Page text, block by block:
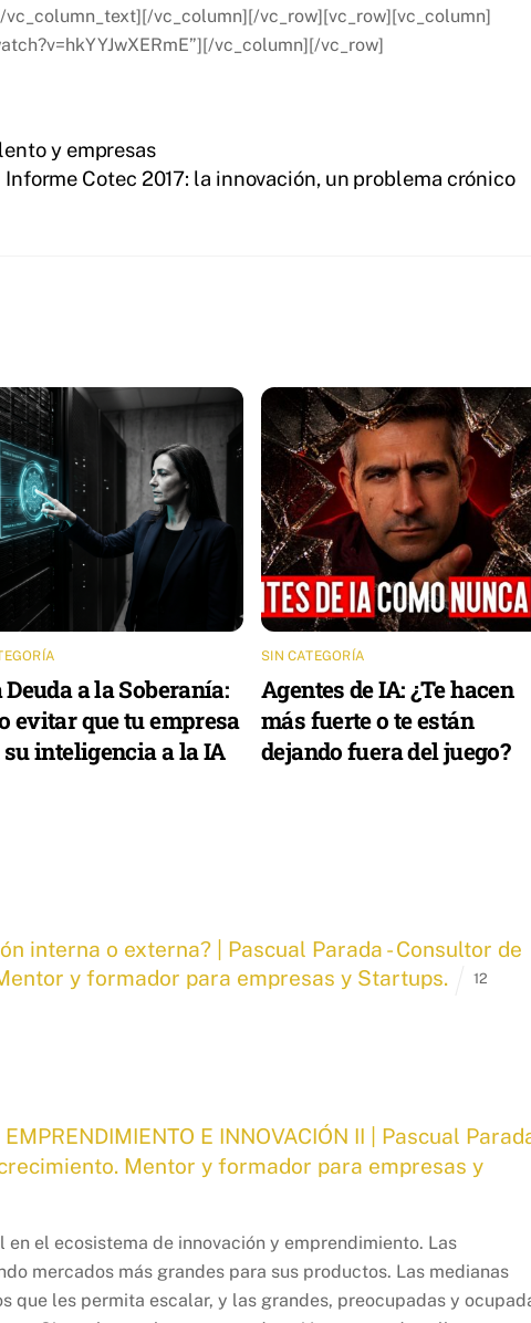
vc_column_text][/vc_column][/vc_row][vc_row][vc_column]
vc_column][/vc_row]
y empresas
Informe Cotec 2017: la innovación, un problema crónico
Deuda a la Soberanía:
evitar que tu empresa
su inteligencia a la IA
SIN CATEGORÍA
Agentes de IA: ¿Te hacen
más fuerte o te están
dejando fuera del juego?
interna o externa? | Pascual Parada - Consultor de
y formador para empresas y Startups.
12
E INNOVACIÓN II | Pascual
Mentor y formador para empresas y
el ecosistema de innovación y emprendimiento. Las
mercados más grandes para sus productos. Las medianas
que les permita escalar, y las grandes, preocupadas y